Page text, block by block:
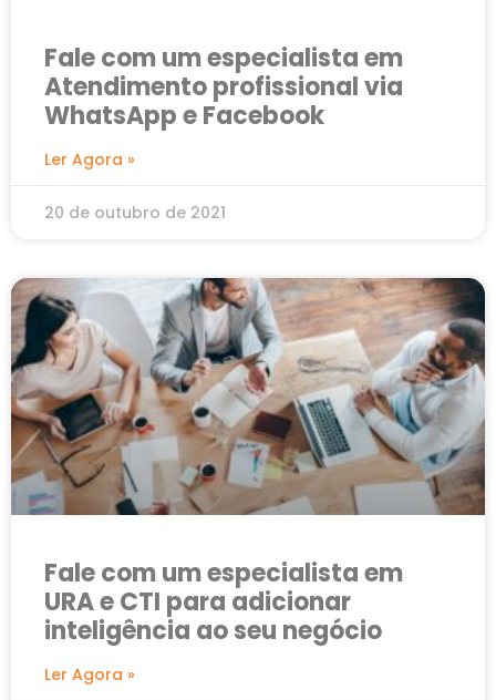
Fale com um especialista em
Atendimento profissional via
WhatsApp e Facebook
Ler Agora »
20 de outubro de 2021
Fale com um especialista em
URA e CTI para adicionar
inteligência ao seu negócio
Ler Agora »